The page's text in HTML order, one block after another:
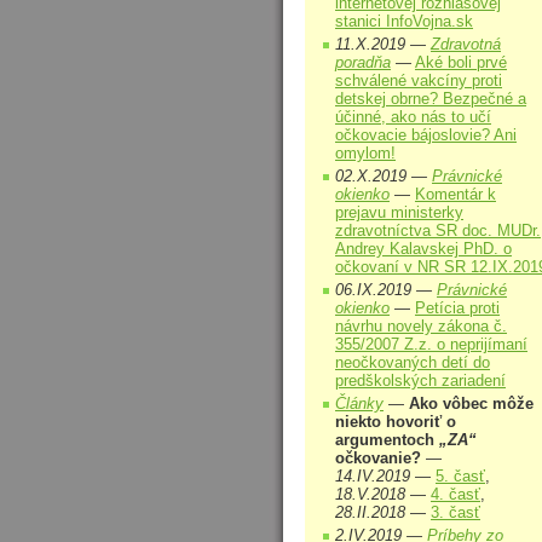
stanici InfoVojna.sk
11.X.2019 —Zdravotná
poradňa — Aké boli prvé
schválené vakcíny proti
detskej obrne? Bezpečné a
účinné, ako nás to učí
očkovacie bájoslovie? Ani
omylom!
02.X.2019 — Právnické
okienko — Komentár k
prejavu ministerky
zdravotníctva SR doc. MUDr.
Andrey Kalavskej PhD. o
očkovaní v NR SR
06.IX.2019 — Právnické
okienko — Petícia proti
návrhu novely zákona č.
355/2007 Z.z. o neprijímaní
neočkovaných detí do
predškolských zariadení
Články — Ako vôbec môže
niekto hovoriť o
argumentoch „ZA“
očkovanie? —
14.IV.2019 — 5. časť,
18.V.2018 — 4. časť,
28.II.2018 — 3. časť
2.IV.2019 — Príbehy zo